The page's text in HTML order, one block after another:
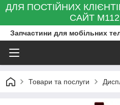
ДЛЯ ПОСТІЙНИХ
САЙТ
Запчастини для мобільних
Товари та послуги